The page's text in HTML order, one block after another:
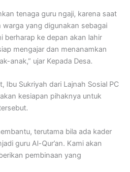
tenaga guru ngaji, karena saat
warga yang digunakan sebagai
berharap ke depan akan lahir
mengajar dan menanamkan
anak,” ujar Kepada Desa.
Ibu Sukriyah dari Lajnah Sosial PC
kesiapan pihaknya untuk
terutama bila ada kader
guru Al-Qur’an. Kami akan
pembinaan yang